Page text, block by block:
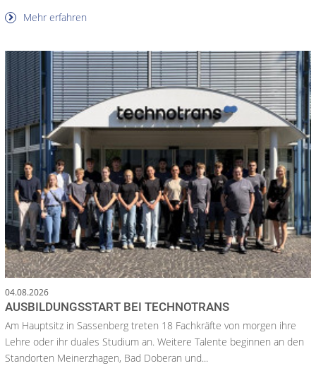
Mehr erfahren
04.08.2026
AUSBILDUNGSSTART BEI TECHNOTRANS
Am Hauptsitz in Sassenberg treten 18 Fachkräfte von morgen ihre
Lehre oder ihr duales Studium an. Weitere Talente beginnen an den
Standorten Meinerzhagen, Bad Doberan und...